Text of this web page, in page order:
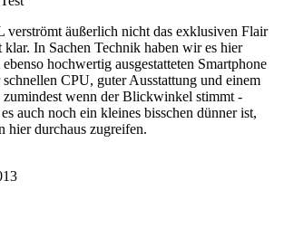
verströmt äußerlich nicht das exklusiven Flair
klar. In Sachen Technik haben wir es hier
hochwertig ausgestatteten Smartphone
CPU, guter Ausstattung und einem
zumindest wenn der Blickwinkel stimmt -
auch noch ein kleines bisschen dünner ist,
hier durchaus zugreifen.